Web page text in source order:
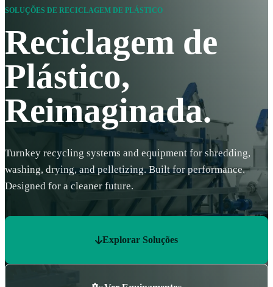
SOLUÇÕES DE RECICLAGEM DE PLÁSTICO
Reciclagem de
Plástico,
Reimaginada.
Turnkey recycling systems and equipment for shredding,
washing, drying, and pelletizing. Built for performance.
Designed for a cleaner future.
Explorar Soluções